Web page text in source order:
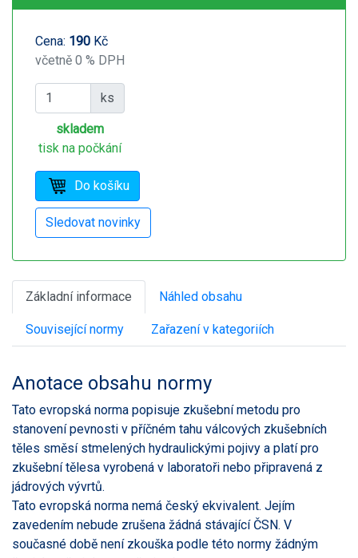
Cena: 190 Kč
včetně 0 % DPH
ks
skladem
tisk na počkání
Základní informace Náhled obsahu
Související normy Zařazení v kategoriích
Anotace obsahu normy
Tato evropská norma popisuje zkušební metodu pro
stanovení pevnosti v příčném tahu válcových zkušebních
těles směsí stmelených hydraulickými pojivy a platí pro
zkušební tělesa vyrobená v laboratoři nebo připravená z
jádrových vývrtů.
Tato evropská norma nemá český ekvivalent. Jejím
zavedením nebude zrušena žádná stávající ČSN. V
současné době není zkouška podle této normy žádným